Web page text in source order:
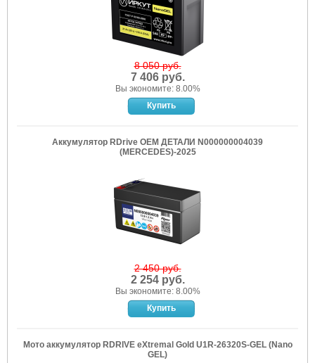
8 050 руб.
7 406 руб.
Вы экономите: 8.00%
Аккумулятор RDrive OEM ДЕТАЛИ N000000004039
(MERCEDES)-2025
2 450 руб.
2 254 руб.
Вы экономите: 8.00%
Мото аккумулятор RDRIVE eXtremal Gold U1R-26320S-GEL (Nano
GEL)